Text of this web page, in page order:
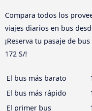
Compara todos los
viajes diarios en bus
¡Reserva tu pasaje de
172 S/!
El bus más barato
El bus más rápido
El primer bus